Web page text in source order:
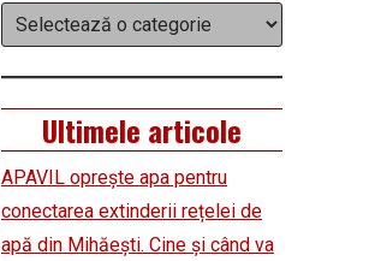
Categorii
Ultimele articole
APAVIL oprește apa pentru
conectarea extinderii rețelei de
apă din Mihăești. Cine și când va